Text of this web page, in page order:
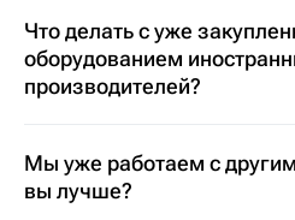
Что делать с уже
оборудованием
производителей?
Мы уже работаем с
вы лучше?